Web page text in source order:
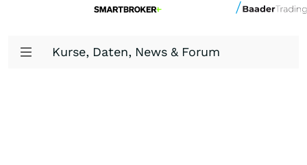
Kurse, Daten, News & Forum